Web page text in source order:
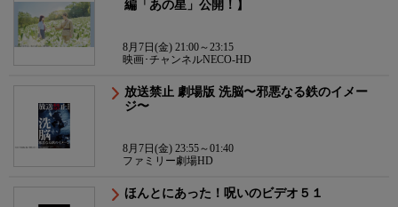
編「あの星」公開！】
8月7日(金) 21:00～23:15
映画･チャンネルNECO-HD
放送禁止 劇場版 洗脳〜邪悪なる鉄のイメー
ジ〜
8月7日(金) 23:55～01:40
ファミリー劇場HD
ほんとにあった！呪いのビデオ５１